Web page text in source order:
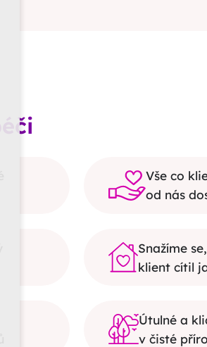
Vše co
od nás
Snažíme
klient cítil
Útulné a
v čisté